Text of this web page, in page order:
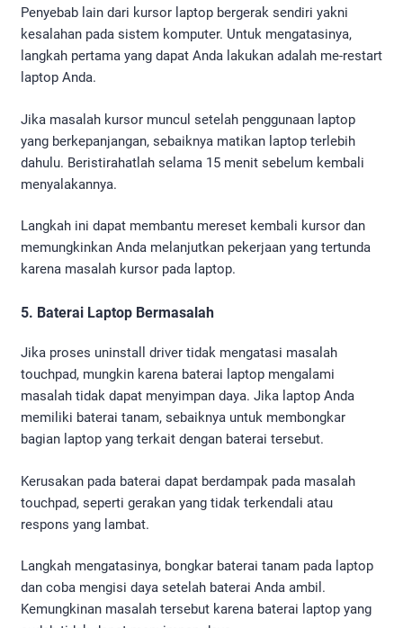
Penyebab lain dari kursor laptop bergerak sendiri yakni
kesalahan pada sistem komputer. Untuk mengatasinya,
langkah pertama yang dapat Anda lakukan adalah me-restart
laptop Anda.
Jika masalah kursor muncul setelah penggunaan laptop
yang berkepanjangan, sebaiknya matikan laptop terlebih
dahulu. Beristirahatlah selama 15 menit sebelum kembali
menyalakannya.
Langkah ini dapat membantu mereset kembali kursor dan
memungkinkan Anda melanjutkan pekerjaan yang tertunda
karena masalah kursor pada laptop.
5. Baterai Laptop Bermasalah
Jika proses uninstall driver tidak mengatasi masalah
touchpad, mungkin karena baterai laptop mengalami
masalah tidak dapat menyimpan daya. Jika laptop Anda
memiliki baterai tanam, sebaiknya untuk membongkar
bagian laptop yang terkait dengan baterai tersebut.
Kerusakan pada baterai dapat berdampak pada masalah
touchpad, seperti gerakan yang tidak terkendali atau
respons yang lambat.
Langkah mengatasinya, bongkar baterai tanam pada laptop
dan coba mengisi daya setelah baterai Anda ambil.
Kemungkinan masalah tersebut karena baterai laptop yang